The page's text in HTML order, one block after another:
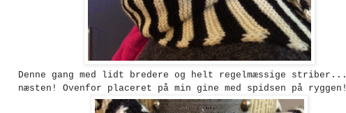
Denne gang med lidt bredere og helt regelmæssige striber...
næsten! Ovenfor placeret på min gine med spidsen på ryggen!